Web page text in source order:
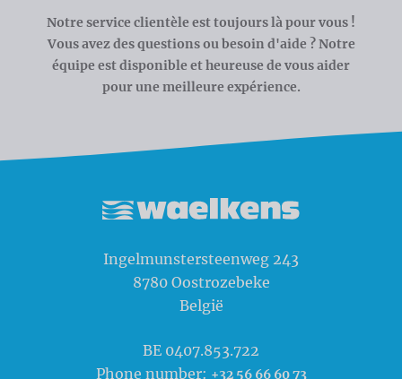
Notre service clientèle est toujours là pour vous !
Vous avez des questions ou besoin d'aide ? Notre
équipe est disponible et heureuse de vous aider
pour une meilleure expérience.
Ingelmunstersteenweg 243
8780 Oostrozebeke
België
BE 0407.853.722
Phone number: +32 56 66 60 73